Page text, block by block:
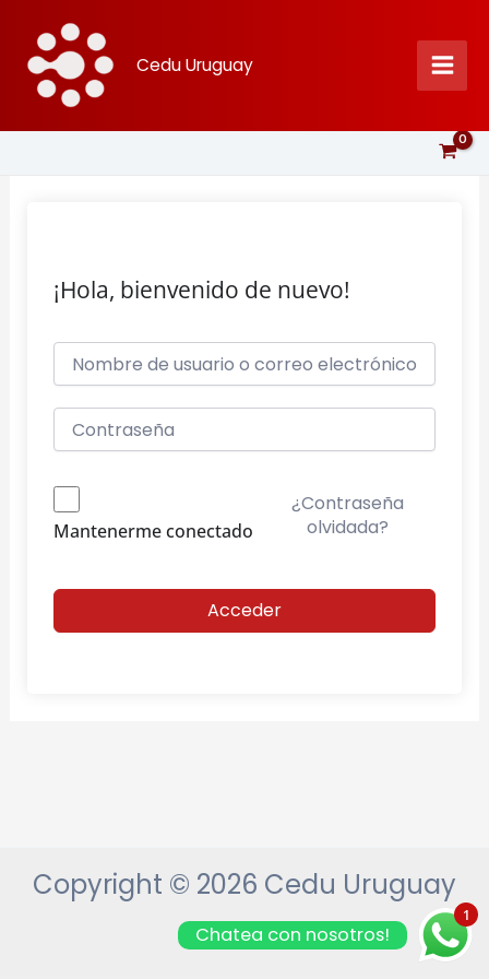
contenido
Cedu Uruguay
¡Hola, bienvenido de nuevo!
Mantenerme conectado
¿Contraseña
olvidada?
Acceder
Copyright © 2026 Cedu Uruguay
1
Chatea con nosotros!